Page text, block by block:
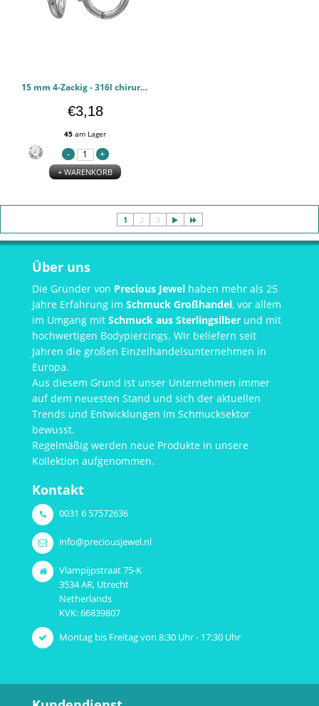
15 mm 4-Zackig - 316l chirurgischen Edelstahl Ohrringe PCJW51282
€3,18
45 am Lager
+ WARENKORB
1 2 3
Über uns
Die Gründer von Precious Jewel haben mehr als 25
Jahre Erfahrung im Schmuck Großhandel, vor allem
im Umgang mit Schmuck aus Sterlingsilber und mit
hochwertigen Bodypiercings. Wir beliefern seit
Jahren die großen Einzelhandelsunternehmen in
Europa.
Aus diesem Grund ist unser Unternehmen immer
auf dem neuesten Stand und sich der aktuellen
Trends und Entwicklungen im Schmucksektor
bewusst.
Regelmäßig werden neue Produkte in unsere
Kollektion aufgenommen.
Kontakt
0031 6 57572636
info@preciousjewel.nl
Vlampijpstraat 75-K
3534 AR, Utrecht
Netherlands
KVK: 66839807
Montag bis Freitag von 8:30 Uhr - 17:30 Uhr